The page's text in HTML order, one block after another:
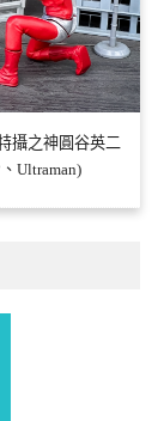
攝之神圓谷英二
Ultraman)